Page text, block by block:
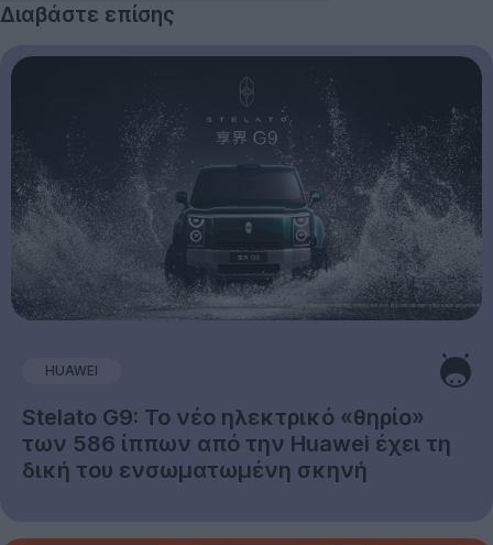
Διαβάστε επίσης
HUAWEI
Stelato G9: Το νέο ηλεκτρικό «θηρίο»
των 586 ίππων από την Huawei έχει τη
δική του ενσωματωμένη σκηνή